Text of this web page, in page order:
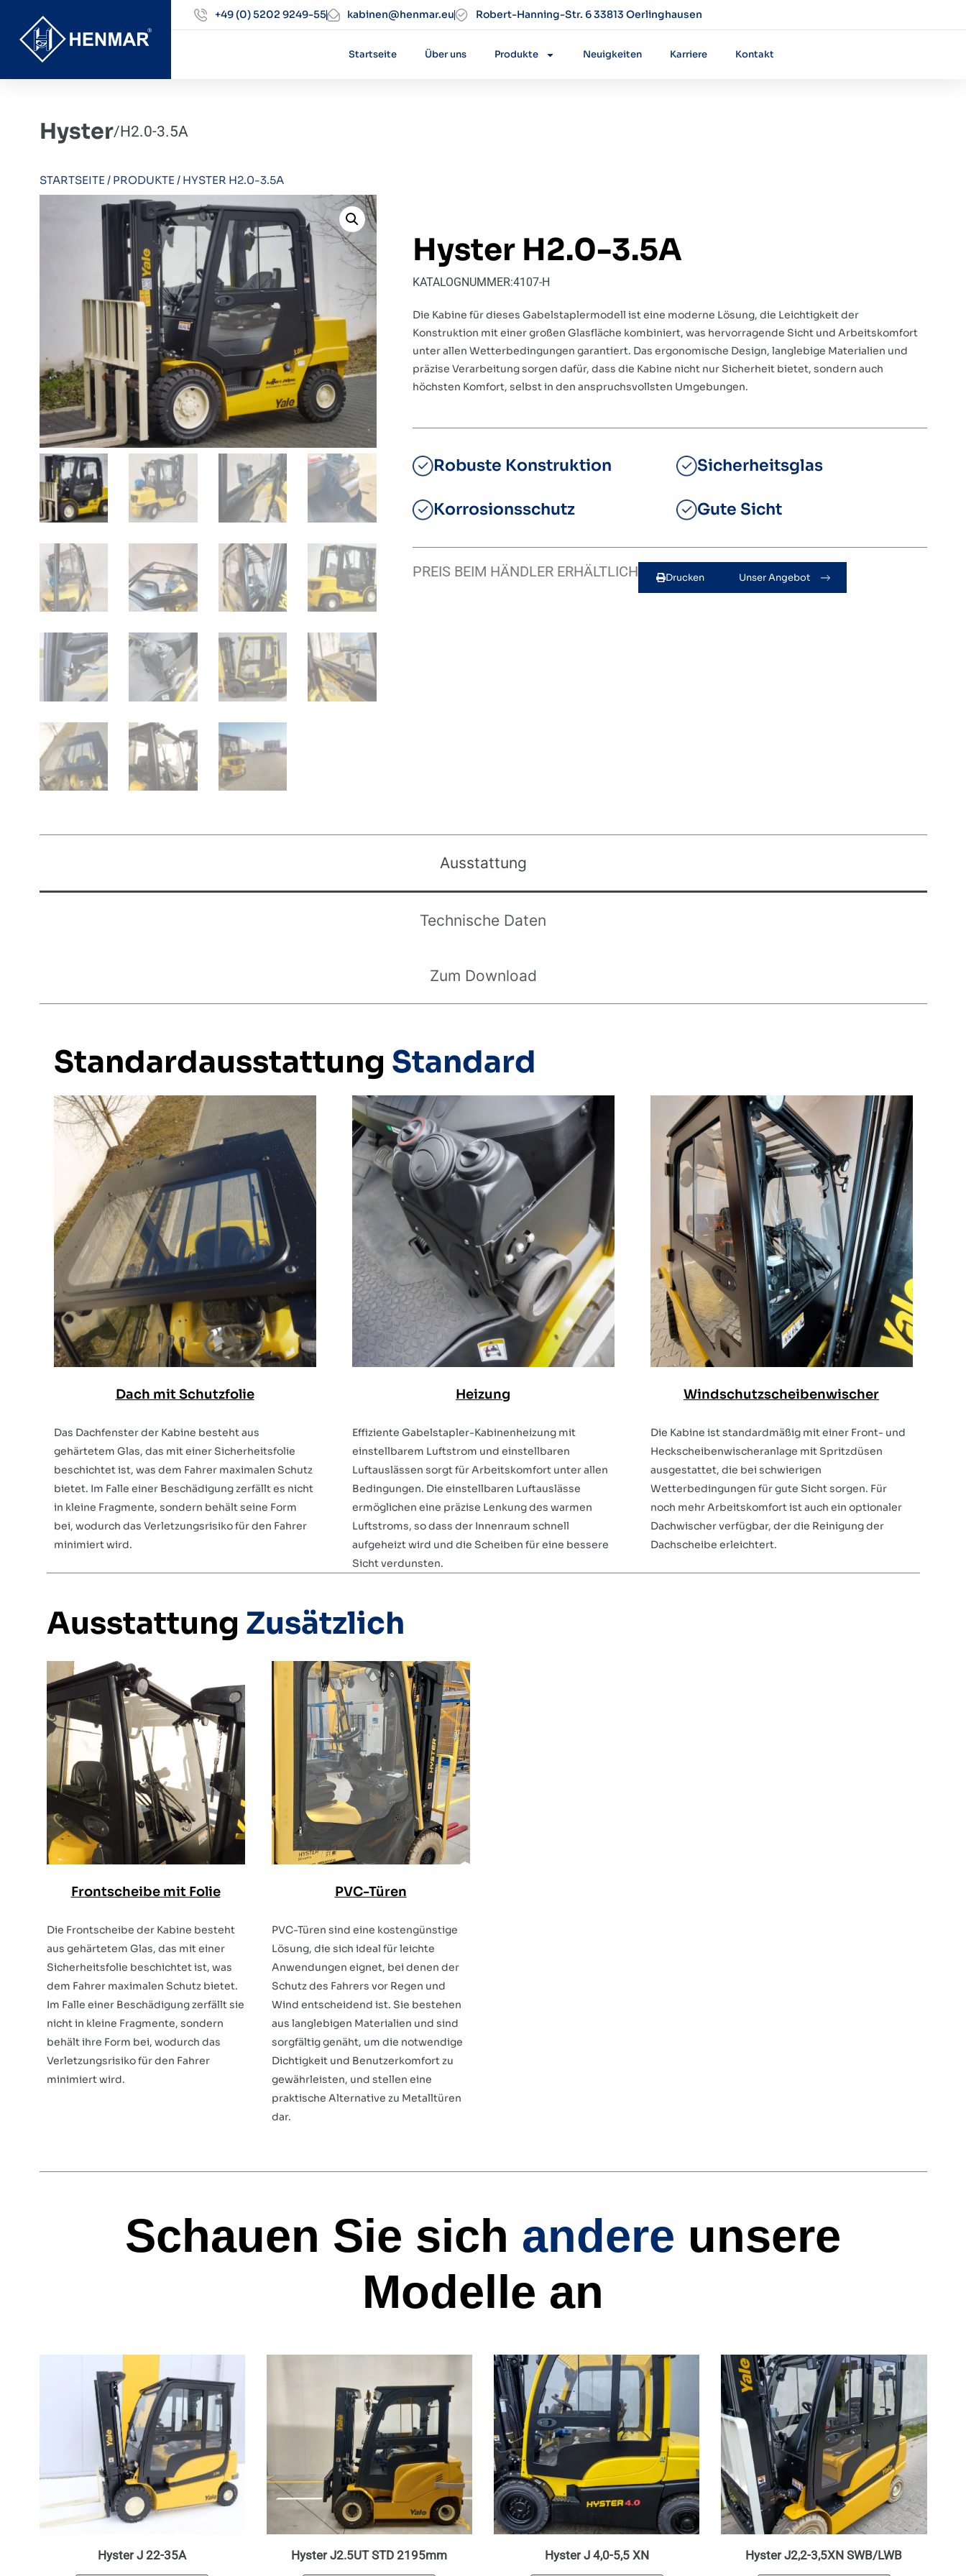
+49 (0) 5202 9249-55 kabinen@henmar.eu Robert-Hanning-Str. 6 33813 Oerlinghausen
Startseite Über uns Produkte Neuigkeiten Karriere Kontakt
Hyster/H2.0-3.5A
STARTSEITE / PRODUKTE / HYSTER H2.0-3.5A
Hyster H2.0-3.5A
KATALOGNUMMER:4107-H
Die Kabine für dieses Gabelstaplermodell ist eine moderne Lösung, die Leichtigkeit der
Konstruktion mit einer großen Glasfläche kombiniert, was hervorragende Sicht und Arbeitskomfort
unter allen Wetterbedingungen garantiert. Das ergonomische Design, langlebige Materialien und
präzise Verarbeitung sorgen dafür, dass die Kabine nicht nur Sicherheit bietet, sondern auch
höchsten Komfort, selbst in den anspruchsvollsten Umgebungen.
Robuste Konstruktion Sicherheitsglas
Korrosionsschutz Gute Sicht
PREIS BEIM HÄNDLER ERHÄLTLICH Drucken Unser Angebot
Ausstattung
Technische Daten
Zum Download
Standardausstattung Standard
Dach mit Schutzfolie
Das Dachfenster der Kabine besteht aus
gehärtetem Glas, das mit einer Sicherheitsfolie
beschichtet ist, was dem Fahrer maximalen Schutz
bietet. Im Falle einer Beschädigung zerfällt es nicht
in kleine Fragmente, sondern behält seine Form
bei, wodurch das Verletzungsrisiko für den Fahrer
minimiert wird.
Heizung
Effiziente Gabelstapler-Kabinenheizung mit
einstellbarem Luftstrom und einstellbaren
Luftauslässen sorgt für Arbeitskomfort unter allen
Bedingungen. Die einstellbaren Luftauslässe
ermöglichen eine präzise Lenkung des warmen
Luftstroms, so dass der Innenraum schnell
aufgeheizt wird und die Scheiben für eine bessere
Sicht verdunsten.
Windschutzscheibenwischer
Die Kabine ist standardmäßig mit einer Front- und
Heckscheibenwischeranlage mit Spritzdüsen
ausgestattet, die bei schwierigen
Wetterbedingungen für gute Sicht sorgen. Für
noch mehr Arbeitskomfort ist auch ein optionaler
Dachwischer verfügbar, der die Reinigung der
Dachscheibe erleichtert.
Ausstattung Zusätzlich
Frontscheibe mit Folie
Die Frontscheibe der Kabine besteht
aus gehärtetem Glas, das mit einer
Sicherheitsfolie beschichtet ist, was
dem Fahrer maximalen Schutz bietet.
Im Falle einer Beschädigung zerfällt sie
nicht in kleine Fragmente, sondern
behält ihre Form bei, wodurch das
Verletzungsrisiko für den Fahrer
minimiert wird.
PVC-Türen
PVC-Türen sind eine kostengünstige
Lösung, die sich ideal für leichte
Anwendungen eignet, bei denen der
Schutz des Fahrers vor Regen und
Wind entscheidend ist. Sie bestehen
aus langlebigen Materialien und sind
sorgfältig genäht, um die notwendige
Dichtigkeit und Benutzerkomfort zu
gewährleisten, und stellen eine
praktische Alternative zu Metalltüren
dar.
Schauen Sie sich andere unsere
Modelle an
Hyster J 22-35A Hyster J2.5UT STD 2195mm Hyster J 4,0-5,5 XN Hyster J2,2-3,5XN SWB/LWB